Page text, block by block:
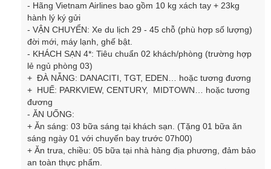
- Hãng Vietnam Airlines bao gồm 10 kg xách tay + 23kg
hành lý ký gửi
- VẬN CHUYỂN: Xe du lịch 29 - 45 chỗ (phù hợp số lượng)
đời mới, máy lạnh, ghế bật.
- KHÁCH SẠN 4*: Tiêu chuẩn 02 khách/phòng (trường hợp
lẻ ngủ phòng 03)
+ ĐÀ NẴNG: DANACITI, TGT, EDEN… hoặc tương đương
+ HUẾ: PARKVIEW, CENTURY, MIDTOWN… hoặc tương
đương
- ĂN UỐNG:
+ Ăn sáng: 03 bữa sáng tại khách sạn. (Tặng 01 bữa ăn
sáng ngày 01 với chuyến bay trước 07h00)
+ Ăn trưa, chiều: 05 bữa tại nhà hàng địa phương, đảm bảo
an toàn thực phẩm.